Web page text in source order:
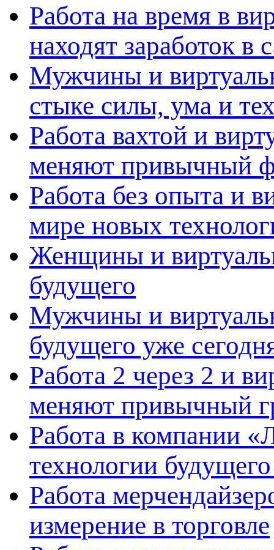
Работа на время в
находят заработок
Мужчины и
стыке силы, ума и
Работа вахтой и
меняют привычный
Работа без опыта и
мире новых
Женщины и
будущего
Мужчины и
будущего уже
Работа 2 через 2 и
меняют привычный
Работа в компании
технологии
Работа
измерение в торговле